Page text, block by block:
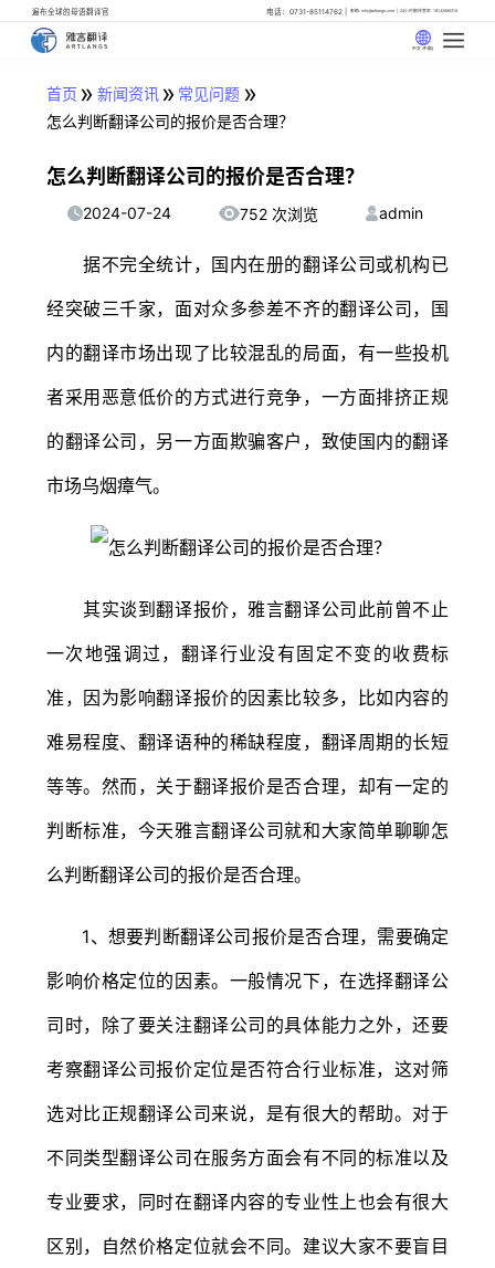
遍布全球的母语翻译官 电话：0731-85114762 邮箱: info@artlangs.com 24小时翻译管家: 18142666316
中文 (中国)
首页 » 新闻资讯» 常见问题 »
怎么判断翻译公司的报价是否合理？
怎么判断翻译公司的报价是否合理？
2024-07-24 752 次浏览 admin
据不完全统计，国内在册的翻译公司或机构已
经突破三千家，面对众多参差不齐的翻译公司，国
内的翻译市场出现了比较混乱的局面，有一些投机
者采用恶意低价的方式进行竞争，一方面排挤正规
的翻译公司，另一方面欺骗客户，致使国内的翻译
市场乌烟瘴气。
其实谈到翻译报价，雅言翻译公司此前曾不止
一次地强调过，翻译行业没有固定不变的收费标
准，因为影响翻译报价的因素比较多，比如内容的
难易程度、翻译语种的稀缺程度，翻译周期的长短
等等。然而，关于翻译报价是否合理，却有一定的
判断标准，今天雅言翻译公司就和大家简单聊聊怎
么判断翻译公司的报价是否合理。
1、想要判断翻译公司报价是否合理，需要确定
影响价格定位的因素。一般情况下，在选择翻译公
司时，除了要关注翻译公司的具体能力之外，还要
考察翻译公司报价定位是否符合行业标准，这对筛
选对比正规翻译公司来说，是有很大的帮助。对于
不同类型翻译公司在服务方面会有不同的标准以及
专业要求，同时在翻译内容的专业性上也会有很大
区别，自然价格定位就会不同。建议大家不要盲目